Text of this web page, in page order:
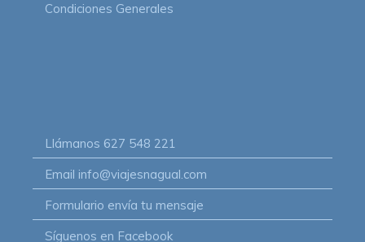
Condiciones Generales
Llámanos 627 548 221
Email info@viajesnagual.com
Formulario envía tu mensaje
Síguenos en Facebook